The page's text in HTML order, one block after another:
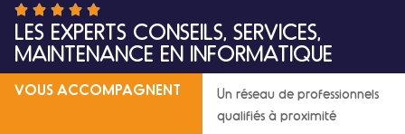
LES EXPERTS ​CONSEILS, SERVICES,
MAINTENANCE EN INFORMATIQUE
VOUS ACCOMPAGNENT
Un réseau de professionnels
qualifiés à proximité